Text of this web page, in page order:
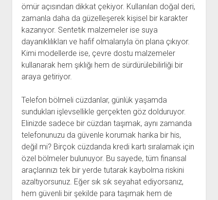
ömür açısından dikkat çekiyor. Kullanılan doğal deri,
zamanla daha da güzelleşerek kişisel bir karakter
kazanıyor. Sentetik malzemeler ise suya
dayanıklılıkları ve hafif olmalarıyla ön plana çıkıyor.
Kimi modellerde ise, çevre dostu malzemeler
kullanarak hem şıklığı hem de sürdürülebilirliği bir
araya getiriyor.
Telefon bölmeli cüzdanlar, günlük yaşamda
sundukları işlevsellikle gerçekten göz dolduruyor.
Elinizde sadece bir cüzdan taşımak, aynı zamanda
telefonunuzu da güvenle korumak harika bir his,
değil mi? Birçok cüzdanda kredi kartı sıralamak için
özel bölmeler bulunuyor. Bu sayede, tüm finansal
araçlarınızı tek bir yerde tutarak kaybolma riskini
azaltıyorsunuz. Eğer sık sık seyahat ediyorsanız,
hem güvenli bir şekilde para taşımak hem de